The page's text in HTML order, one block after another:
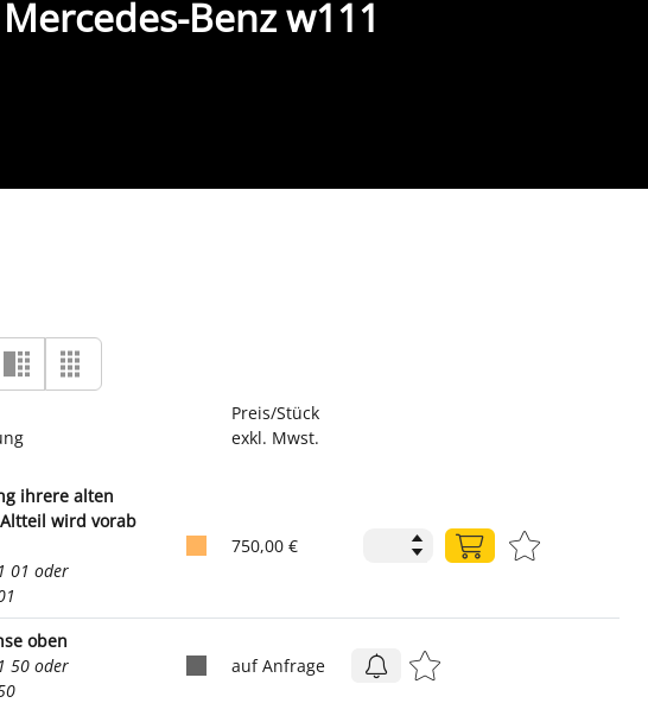
Benz w111
Preis/Stück
exkl. Mwst.
ihrere alten
wird vorab
01 oder
750,00 €
oben
50 oder
auf Anfrage